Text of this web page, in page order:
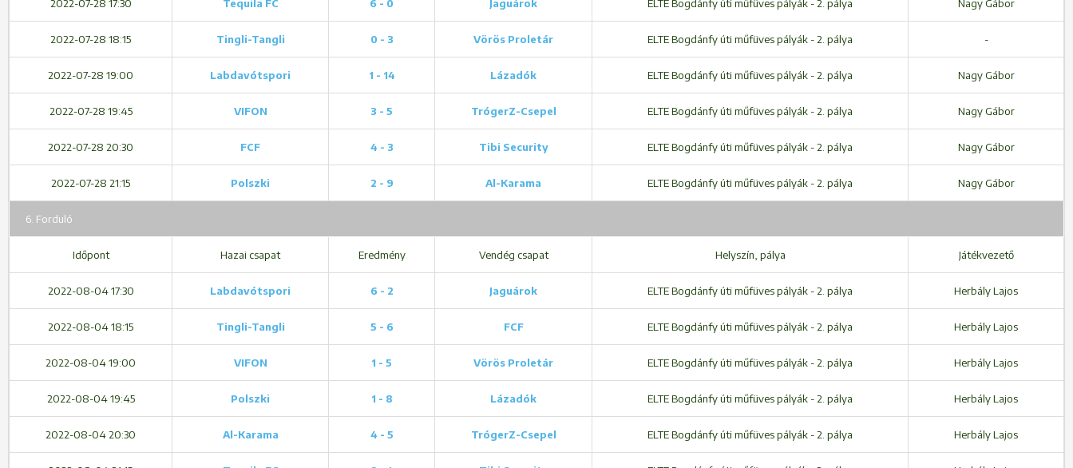
2022-07-28 17:30 Tequila FC 6 - 0 Jaguárok ELTE Bogdánfy úti műfüves pályák - 2. pálya Nagy Gábor
2022-07-28 18:15 Tingli-Tangli 0 - 3 Vörös Proletár ELTE Bogdánfy úti műfüves pályák - 2. pálya -
2022-07-28 19:00 Labdavótspori 1 - 14 Lázadók ELTE Bogdánfy úti műfüves pályák - 2. pálya Nagy Gábor
2022-07-28 19:45 VIFON 3 - 5 TrógerZ-Csepel ELTE Bogdánfy úti műfüves pályák - 2. pálya Nagy Gábor
2022-07-28 20:30 FCF 4 - 3 Tibi Security ELTE Bogdánfy úti műfüves pályák - 2. pálya Nagy Gábor
2022-07-28 21:15 Polszki 2 - 9 Al-Karama ELTE Bogdánfy úti műfüves pályák - 2. pálya Nagy Gábor
6. Forduló
Időpont Hazai csapat Eredmény Vendég csapat Helyszín, pálya Játékvezető
2022-08-04 17:30 Labdavótspori 6 - 2 Jaguárok ELTE Bogdánfy úti műfüves pályák - 2. pálya Herbály Lajos
2022-08-04 18:15 Tingli-Tangli 5 - 6 FCF ELTE Bogdánfy úti műfüves pályák - 2. pálya Herbály Lajos
2022-08-04 19:00 VIFON 1 - 5 Vörös Proletár ELTE Bogdánfy úti műfüves pályák - 2. pálya Herbály Lajos
2022-08-04 19:45 Polszki 1 - 8 Lázadók ELTE Bogdánfy úti műfüves pályák - 2. pálya Herbály Lajos
2022-08-04 20:30 Al-Karama 4 - 5 TrógerZ-Csepel ELTE Bogdánfy úti műfüves pályák - 2. pálya Herbály Lajos